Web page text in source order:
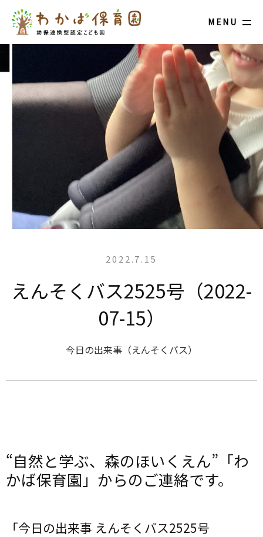
MENU
2022.7.15
えんそくバス2525号（2022-
07-15）
今日の出来事（えんそくバス）
“自然と学ぶ、森のほいくえん”「わ
かば保育園」からのご連絡です。
「今日の出来事 えんそくバス2525号